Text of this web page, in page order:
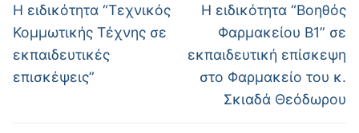
Η ειδικότητα “Τεχνικός
Κομμωτικής Τέχνης σε
εκπαιδευτικές
επισκέψεις”
Η ειδικότητα “Βοηθός
Φαρμακείου Β1” σε
εκπαιδευτική επίσκεψη
στο Φαρμακείο του κ.
Σκιαδά Θεόδωρου